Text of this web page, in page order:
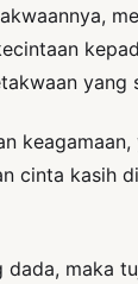
yang
kasih
maka